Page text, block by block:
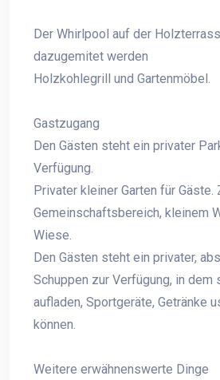
Der Whirlpool auf der
dazugemitet werden
Holzkohlegrill und Gartenmöbel.
Gastzugang
Den Gästen steht ein privater
Verfügung.
Privater kleiner Garten für Gäste.
Gemeinschaftsbereich, kleinem
Wiese.
Den Gästen steht ein privater,
Schuppen zur Verfügung, in dem
aufladen, Sportgeräte, Getränke
können.
Weitere erwähnenswerte Dinge